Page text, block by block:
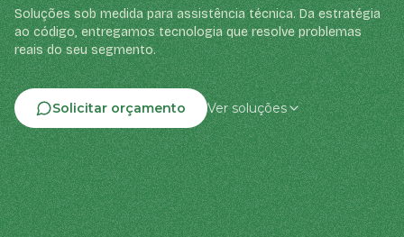
Soluções sob medida para assistência técnica. Da estratégia
ao código, entregamos tecnologia que resolve problemas
reais do seu segmento.
Solicitar orçamento Ver soluções